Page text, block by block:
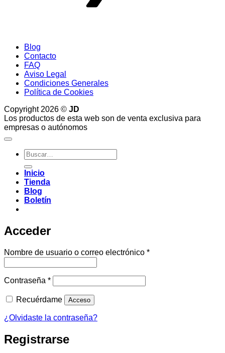
Blog
Contacto
FAQ
Aviso Legal
Condiciones Generales
Política de Cookies
Copyright 2026 © JD
Los productos de esta web son de venta exclusiva para
empresas o autónomos
Buscar
por:
Inicio
Tienda
Blog
Boletín
Acceder
Nombre de usuario o correo electrónico *Obligatorio
Contraseña *Obligatorio
Recuérdame Acceso
¿Olvidaste la contraseña?
Registrarse